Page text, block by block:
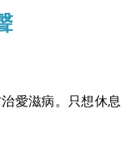
愛滋病。只想休息